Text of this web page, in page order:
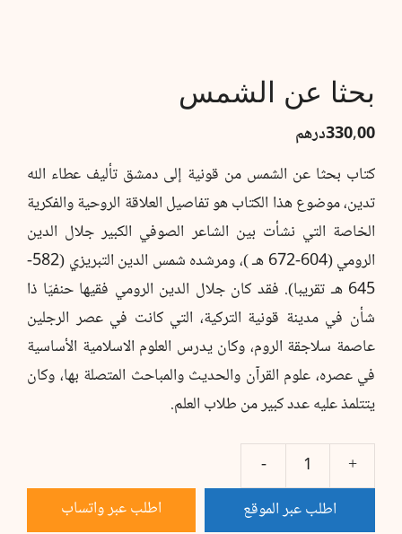
بحثا عن الشمس
330,00درهم
كتاب بحثا عن الشمس من قونية إلى دمشق تأليف عطاء الله
تدين، موضوع هذا الكتاب هو تفاصيل العلاقة الروحية والفكرية
الخاصة التي نشأت بين الشاعر الصوفي الكبير جلال الدين
الرومي (604-672 هـ )، ومرشده شمس الدين التبريزي (582-
645 هـ تقريبا). فقد كان جلال الدين الرومي فقيها حنفيّا ذا
شأن في مدينة قونية التركية، التي كانت في عصر الرجلين
عاصمة سلاجقة الروم، وكان يدرس العلوم الاسلامية الأساسية
في عصره، علوم القرآن والحديث والمباحث المتصلة بها، وكان
يتتلمذ عليه عدد كبير من طلاب العلم.
كمية
اطلب عبر الموقع اطلب عبر واتساب